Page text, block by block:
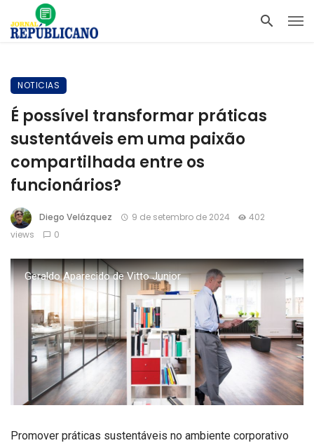
NOTICIAS
É possível transformar práticas
sustentáveis em uma paixão
compartilhada entre os
funcionários?
Diego Velázquez 9 de setembro de 2024
402
views
0
Geraldo Aparecido de Vitto Junior
Promover práticas sustentáveis no ambiente corporativo